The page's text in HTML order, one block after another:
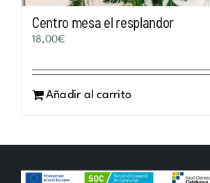
Centro mesa el resplandor
18,00€
Añadir al carrito